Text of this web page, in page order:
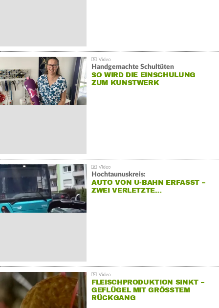
Handgemachte Schultüten
SO WIRD DIE EINSCHULUNG
ZUM KUNSTWERK
Hochtaunuskreis:
AUTO VON U-BAHN ERFASST –
ZWEI VERLETZTE…
FLEISCHPRODUKTION SINKT –
GEFLÜGEL MIT GRÖSSTEM R
ÜCKGANG